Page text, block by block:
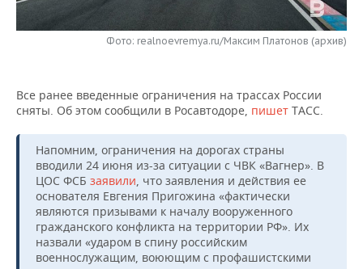
НЕФТЕХИМИЯ
ЭНЕРГЕТИКА
РОЗНИЧНАЯ ТОРГОВЛЯ
УСЛУГИ
НОВОСТИ ТЕХНОЛОГИЙ
МЕДИА
МЕРОПРИЯТИЯ
ВЫЕЗДНАЯ РЕДАКЦИЯ
ONLINE-КОНФЕРЕНЦИИ
ОТКРЫТАЯ ЛЕКЦИЯ
НОВОСТИ СПОРТА
ХОККЕЙ
БАСКЕТБОЛ
ВОЛЕЙБОЛ
ОБЩЕСТВО
ВЛАСТЬ
ИНФРАСТРУКТУРА
ИСТОРИЯ
ФОТОГАЛЕРЕЯ
СЮЖЕТЫ
СПРАВОЧНИК
СПИСОК ПЕРСОН
ПОЛНАЯ ВЕРСИЯ
Фото: realnoevremya.ru/Максим Платонов (архив)
Все ранее введенные ограничения на трассах России
сняты. Об этом сообщили в Росавтодоре, пишет ТАСС.
Напомним, ограничения на дорогах страны
вводили 24 июня из-за ситуации с ЧВК «Вагнер». В
ЦОС ФСБ заявили, что заявления и действия ее
основателя Евгения Пригожина «фактически
являются призывами к началу вооруженного
гражданского конфликта на территории РФ». Их
назвали «ударом в спину российским
военнослужащим, воюющим с профашистскими